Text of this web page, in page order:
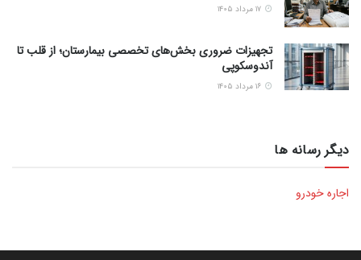
تجهیزات ضروری بخش‌های تخصصی بیمارستان؛ از قلب تا
آندوسکوپی
دیگر رسانه ها
اجاره خودرو